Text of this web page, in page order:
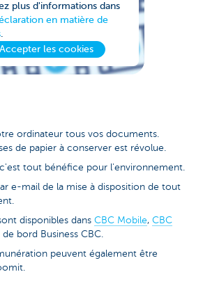
plus d'informations dans
en matière de
.
Accepter les cookies
ordinateur tous vos documents.
de papier à conserver est révolue.
tout bénéfice pour l'environnement.
e-mail de la mise à disposition de tout
disponibles dans CBC Mobile, CBC
de bord Business CBC.
peuvent également être